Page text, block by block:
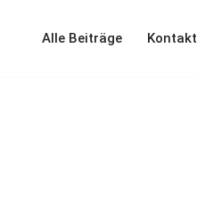
Alle Beiträge Kontakt